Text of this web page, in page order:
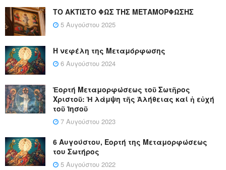
ΤΟ ΑΚΤΙΣΤΟ ΦΩΣ ΤΗΣ ΜΕΤΑΜΟΡΦΩΣΗΣ
5 Αυγούστου 2025
Η νεφέλη της Μεταμόρφωσης
6 Αυγούστου 2024
Ἑορτή Μεταμορφώσεως τοῦ Σωτῆρος
Χριστοῦ: Ἡ λάμψη τῆς Ἀλήθειας καί ἡ εὐχή
τοῦ Ἰησοῦ
7 Αυγούστου 2023
6 Αυγούστου, Εορτή της Μεταμορφώσεως
του Σωτήρος
5 Αυγούστου 2022